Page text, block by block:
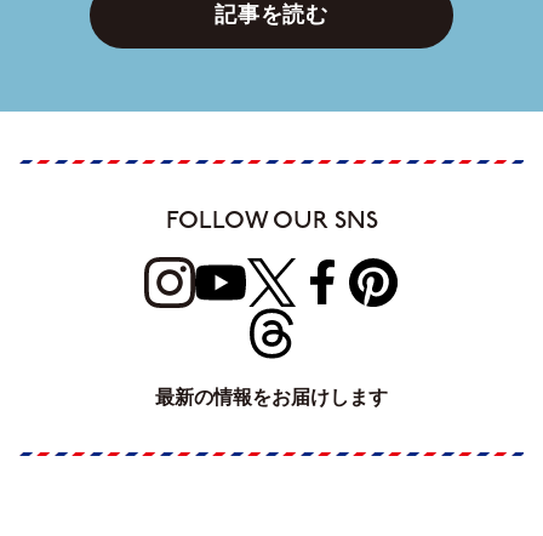
記事を読む
FOLLOW OUR SNS
最新の情報をお届けします